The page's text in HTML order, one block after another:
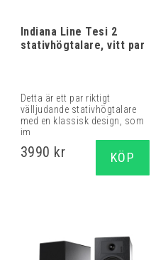
Indiana Line Tesi 2
stativhögtalare, vitt par
Detta är ett par riktigt
välljudande stativhögtalare
med en klassisk design, som
im...
3990 kr KÖP